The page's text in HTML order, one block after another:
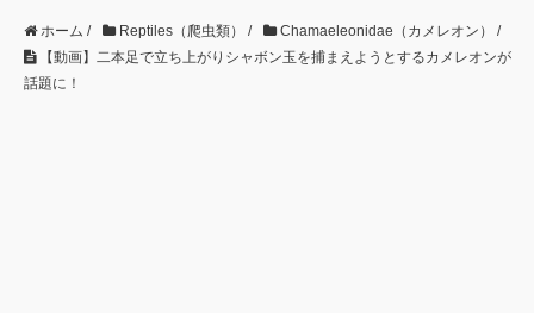
ホーム / Reptiles（爬虫類） / Chamaeleonidae（カメレオン）
/
【動画】二本足で立ち上がりシャボン玉を捕まえようとするカメレオンが
話題に！